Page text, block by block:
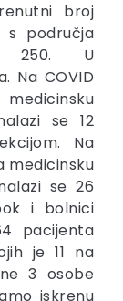
broj
s područja
250. U
Na COVID
se 12
Na
medicinsku
se 26
i bolnici
pacijenta
je 11 na
3 osobe
iskrenu